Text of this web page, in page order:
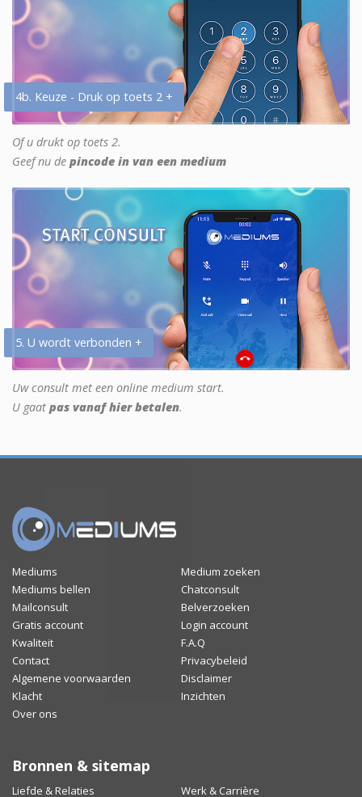
4b. Keuze - Druk op toets 2 +
Of u drukt op toets 2.
Geef nu de pincode in van een medium
5. U wordt verbonden +
Uw consult met een online medium start.
U gaat pas vanaf hier betalen.
Mediums
Medium zoeken
Mediums bellen
Chatconsult
Mailconsult
Belverzoeken
Gratis account
Login account
Kwaliteit
F.A.Q
Contact
Privacybeleid
Algemene voorwaarden
Disclaimer
Klacht
Inzichten
Over ons
Bronnen & sitemap
Liefde & Relaties Werk & Carrière